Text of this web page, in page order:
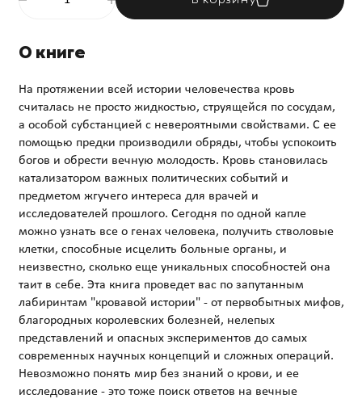
О книге
На протяжении всей истории человечества кровь
считалась не просто жидкостью, струящейся по сосудам,
а особой субстанцией с невероятными свойствами. С ее
помощью предки производили обряды, чтобы успокоить
богов и обрести вечную молодость. Кровь становилась
катализатором важных политических событий и
предметом жгучего интереса для врачей и
исследователей прошлого. Сегодня по одной капле
можно узнать все о генах человека, получить стволовые
клетки, способные исцелить больные органы, и
неизвестно, сколько еще уникальных способностей она
таит в себе. Эта книга проведет вас по запутанным
лабиринтам "кровавой истории" - от первобытных мифов,
благородных королевских болезней, нелепых
представлений и опасных экспериментов до самых
современных научных концепций и сложных операций.
Невозможно понять мир без знаний о крови, и ее
исследование - это тоже поиск ответов на вечные